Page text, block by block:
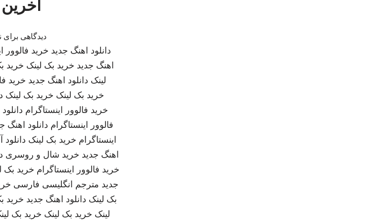
دیدگاهی برای
دانلود اهنگ جدید خرید فالوور
اهنگ جدید خرید بک لینک خرید
لینک دانلود اهنگ جدید خرید
خرید بک لینک خرید بک لینک
خرید فالوور اینستاگرام
فالوور اینستاگرام دانلود اهنگ
اینستاگرام خرید بک لینک
اهنگ جدید خرید شال و روسری
خرید فالوور اینستاگرام خرید بک
جدید مترجم انگلیسی فارسی
بک لینک دانلود اهنگ جدید خرید
لینک خرید بک لینک خرید بک